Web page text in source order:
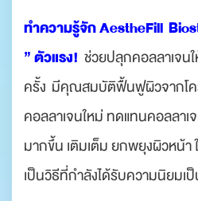
ทำความรู้จัก AestheFill
” ตัวแรง! ช่วยปลุกคอลลาเจ
ครั้ง มีคุณสมบัติฟื้นฟูผิวจากโค
คอลลาเจนใหม่ ทดแทนคอลลาเ
มากขึ้น เติมเต็ม ยกพยุงผิวหน้
เป็นวิธีที่กำลังได้รับความนิยมเ